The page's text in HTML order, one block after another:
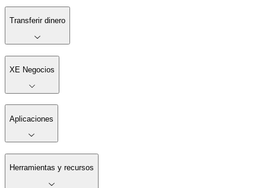
Transferir dinero
XE Negocios
Aplicaciones
Herramientas y recursos